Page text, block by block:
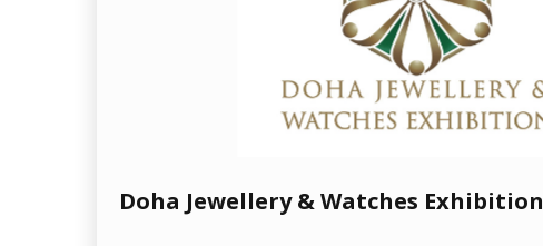
Doha Jewellery & Watches Exhibition